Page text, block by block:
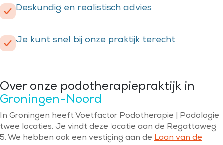
Deskundig en realistisch advies
Je kunt snel bij onze praktijk terecht
Over onze podotherapiepraktijk in
Groningen-Noord
In Groningen heeft Voetfactor Podotherapie | Podologie
twee locaties. Je vindt deze locatie aan de Regattaweg
5. We hebben ook een vestiging aan de Laan van de